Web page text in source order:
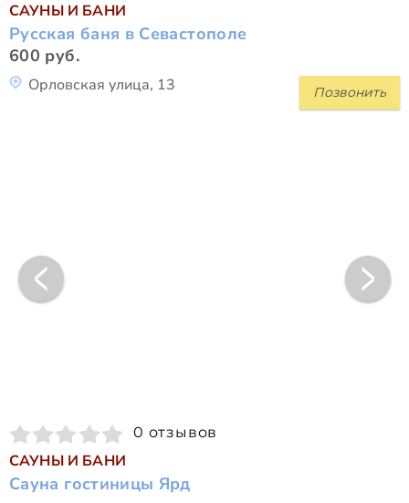
САУНЫ И БАНИ
Русская баня в Севастополе
600 руб.
Позвонить
Орловская улица, 13
0 отзывов
САУНЫ И БАНИ
Сауна гостиницы Ярд